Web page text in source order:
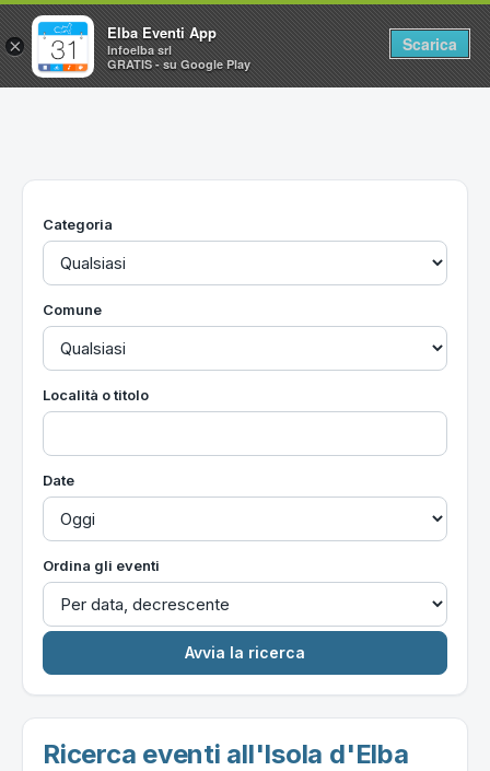
Home
Utilità
Categoria
Comune
Località o titolo
Date
Ordina gli eventi
Ricerca eventi all'Isola d'Elba
×
Elba Eventi App
Infoelba srl
GRATIS - su Google Play
Scarica